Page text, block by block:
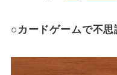
○カードゲームで不思